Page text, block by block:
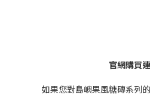
官網購買
如果您對島嶼果風糖磚系列